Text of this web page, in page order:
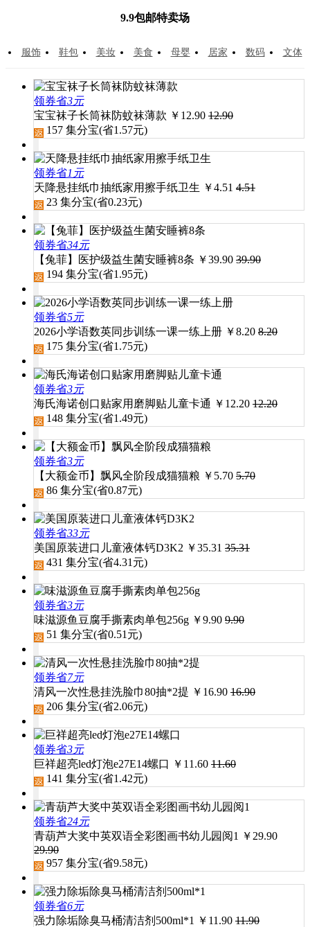
9.9包邮特卖场
服饰 鞋包 美妆 美食 母婴 居家 数码 文体
领券省3元
宝宝袜子长筒袜防蚊袜薄款 ￥ 12.90 12.90
157 集分宝(省1.57元)
领券省1元
天降悬挂纸巾抽纸家用擦手纸卫生 ￥4.51 4.51
23 集分宝(省0.23元)
领券省34元
【兔菲】医护级益生菌安睡裤8条 ￥39.90 39.90
194 集分宝(省1.95元)
领券省5元
2026小学语数英同步训练一课一练上册 ￥8.20 8.20
175 集分宝(省1.75元)
领券省3元
海氏海诺创口贴家用磨脚贴儿童卡通 ￥ 12.20 12.20
148 集分宝(省1.49元)
领券省3元
【大额金币】飘风全阶段成猫猫粮 ￥ 5.70 5.70
86 集分宝(省0.87元)
领券省33元
美国原装进口儿童液体钙D3K2 ￥35.31 35.31
431 集分宝(省4.31 元)
领券省3元
味滋源鱼豆腐手撕素肉单包256g ￥9.90 9.90
51 集分宝(省0.51 元)
领券省7元
清风一次性悬挂洗脸巾80抽*2提 ￥ 16.90 16.90
206 集分宝(省2.06元)
领券省3元
巨祥超亮led灯泡e27E14螺口 ￥ 11.60 11.60
141 集分宝(省1.42元)
领券省24元
青葫芦大奖中英双语全彩图画书幼儿园阅1
￥ 29.90
29.90
957 集分宝(省9.58元)
领券省6元
强力除垢除臭马桶清洁剂500ml*1
￥ 11.90 11.90